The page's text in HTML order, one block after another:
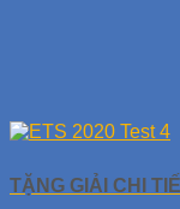
TẶNG GIẢI CHI